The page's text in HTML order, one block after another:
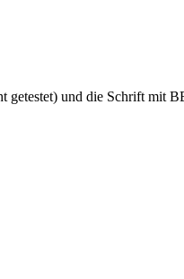
getestet) und die Schrift mit